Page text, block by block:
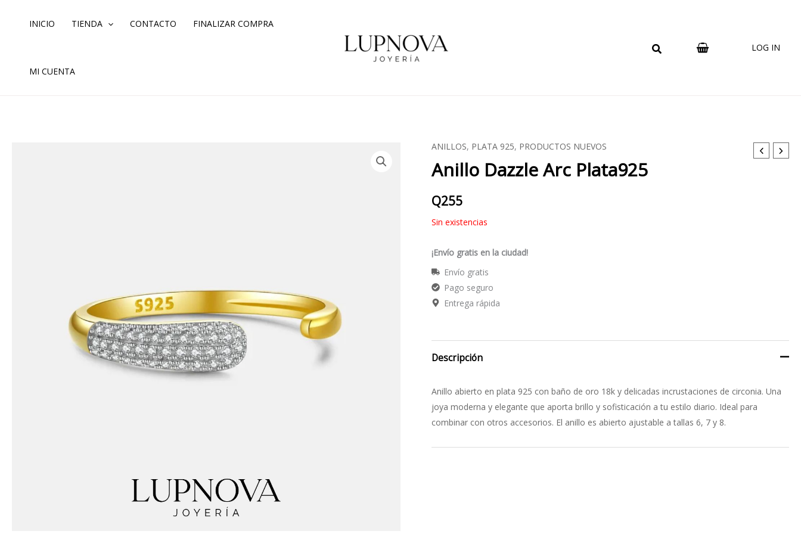
INICIO TIENDA CONTACTO FINALIZAR COMPRA
MI CUENTA
LOG IN
ANILLOS, PLATA 925, PRODUCTOS NUEVOS
Anillo Dazzle Arc Plata925
Q255
Sin existencias
¡Envío gratis en la ciudad!
Envío gratis
Pago seguro
Entrega rápida
Descripción
Anillo abierto en plata 925 con baño de oro 18k y delicadas incrustaciones de circonia. Una
joya moderna y elegante que aporta brillo y sofisticación a tu estilo diario. Ideal para
combinar con otros accesorios. El anillo es abierto ajustable a tallas 6, 7 y 8.